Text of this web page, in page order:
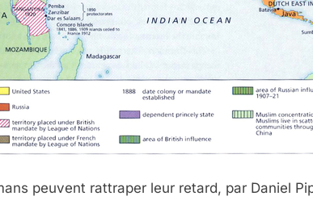
peuvent rattraper leur retard, par Daniel